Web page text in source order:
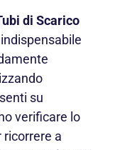
di Scarico
su
verificare lo
a